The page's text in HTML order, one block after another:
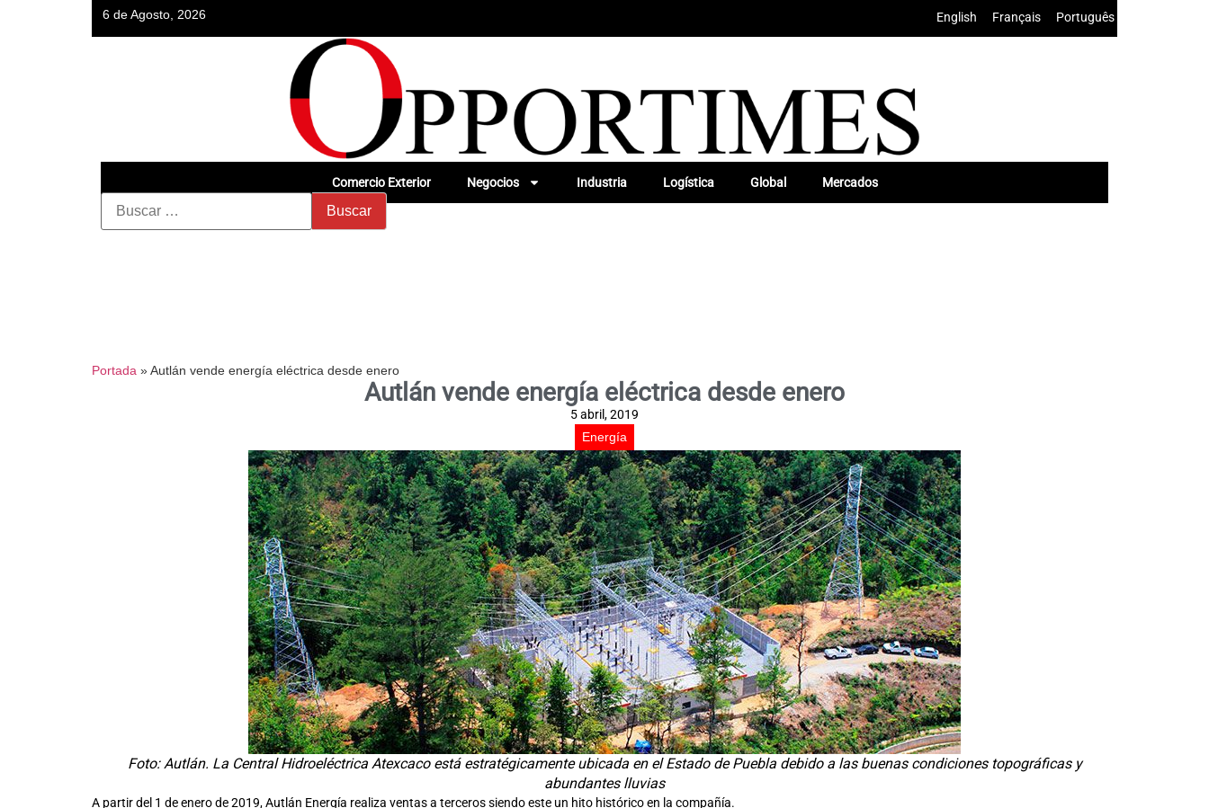
6 de Agosto, 2026 English Français Português
Comercio Exterior Negocios Industria Logística Global Mercados
Portada »Autlán vende energía eléctrica desde enero
Autlán vende energía eléctrica desde enero
5 abril, 2019
Energía
Foto: Autlán. La Central Hidroeléctrica Atexcaco está estratégicamente ubicada en el Estado de Puebla debido a las buenas condiciones topográficas y
abundantes lluvias
A partir del 1 de enero de 2019, Autlán Energía realiza ventas a terceros siendo este un hito histórico en la compañía.